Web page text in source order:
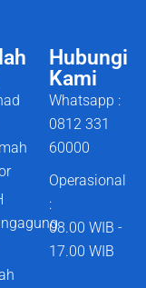
Hubungi
Kami
Whatsapp :
0812 331
60000
Operasional
:
08.00 WIB -
17.00 WIB